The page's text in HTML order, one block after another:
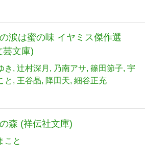
涙は蜜の味 イヤミス傑作選
芸文庫)
き 辻村深月 乃南アサ 篠田節子 宇
と
王谷晶 降田天 細谷正充
森 (祥伝社文庫)
こと